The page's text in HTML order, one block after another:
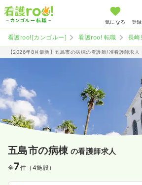
気になる 登
看護roo![カンゴルー] 看護roo! 転職 長崎
【2026年8月最新】五島市の病棟の看護師/准看護師求人
五島市の病棟 の看護師求人
全7件（4施設）